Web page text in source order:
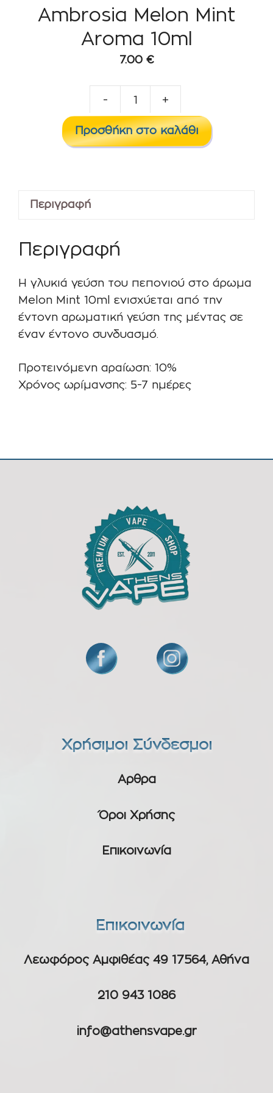
Ambrosia Melon Mint
Aroma 10ml
7.00 €
-
Melon
Mint
+
Προσθήκη στο καλάθι
Περιγραφή
Περιγραφή
Η γλυκιά γεύση του πεπονιού στο άρωμα
Melon Mint 10ml ενισχύεται από την
έντονη αρωματική γεύση της μέντας σε
έναν έντονο συνδυασμό.
Προτεινόμενη αραίωση: 10%
Χρόνος ωρίμανσης: 5-7 ημέρες
Χρήσιμοι Σύνδεσμοι
Αρθρα
Όροι Χρήσης
Επικοινωνία
Επικοινωνία
Λεωφόρος Αμφιθέας 49 17564, Αθήνα
210 943 1086
info@athensvape.gr